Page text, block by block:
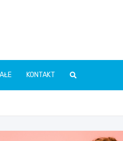
KONTAKT